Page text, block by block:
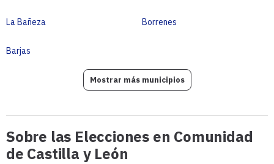
La Bañeza
Barjas
Borrenes
Mostrar más municipios
Sobre las Elecciones en Comunidad
de Castilla y León